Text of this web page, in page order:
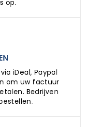
op.
iDeal, Paypal
om uw factuur
Bedrijven